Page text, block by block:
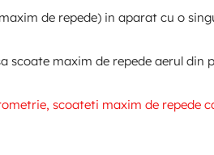
de repede) in aparat cu o
scoate maxim de repede aerul din